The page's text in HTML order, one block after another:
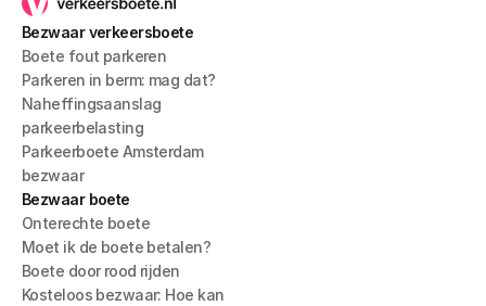
Bezwaar verkeersboete
Boete fout parkeren
Parkeren in berm: mag dat?
Naheffingsaanslag
parkeerbelasting
Parkeerboete Amsterdam
bezwaar
Bezwaar boete
Onterechte boete
Moet ik de boete betalen?
Boete door rood rijden
Kosteloos bezwaar: Hoe kan